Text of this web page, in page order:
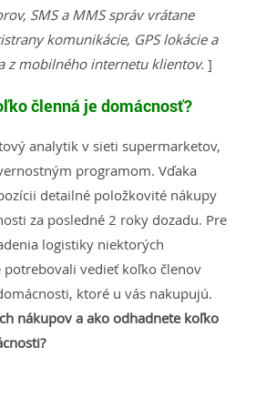
SMS a MMS správ vrátane
komunikácie, GPS lokácie a
z mobilného internetu klientov. ]
členná je domácnosť?
analytik v sieti supermarketov,
programom. Vďaka
detailné položkovité nákupy
za posledné 2 roky dozadu. Pre
logistiky niektorých
vedieť koľko členov
ktoré u vás nakupujú.
nákupov a ako odhadnete koľko